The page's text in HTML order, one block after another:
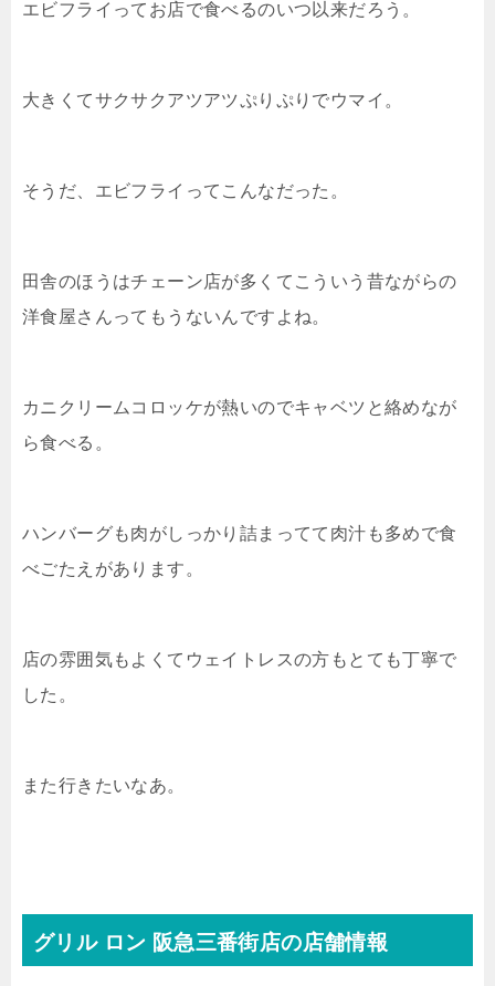
エビフライってお店で食べるのいつ以来だろう。
大きくてサクサクアツアツぷりぷりでウマイ。
そうだ、エビフライってこんなだった。
田舎のほうはチェーン店が多くてこういう昔ながらの
洋食屋さんってもうないんですよね。
カニクリームコロッケが熱いのでキャベツと絡めなが
ら食べる。
ハンバーグも肉がしっかり詰まってて肉汁も多めで食
べごたえがあります。
店の雰囲気もよくてウェイトレスの方もとても丁寧で
した。
また行きたいなあ。
グリル ロン 阪急三番街店の店舗情報